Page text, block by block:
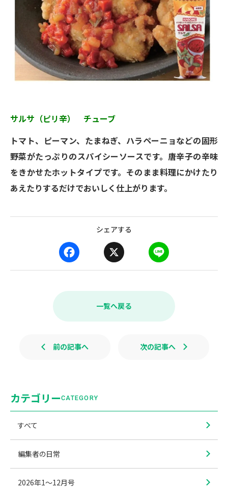
サルサ（ピリ辛） チューブ
トマト、ピーマン、たまねぎ、ハラペーニョなどの固形
野菜がたっぷりのスパイシーソースです。唐辛子の辛味
をきかせたホットタイプです。そのまま料理にかけたり
あえたりするだけでおいしく仕上がります。
シェアする
a
e
k
i
e
一覧へ戻る
前の記事へ 次の記事へ
カテゴリーCATEGORY
すべて
編集者の日常
2026年1〜12月号